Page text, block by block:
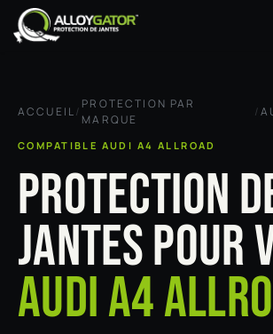
Se rendre au contenu
ACCUEIL/
PROTECTION PAR
MARQUE
/
COMPATIBLE AUDI A4 ALLROAD
PROTECTION
JANTES POUR
AUDI A4